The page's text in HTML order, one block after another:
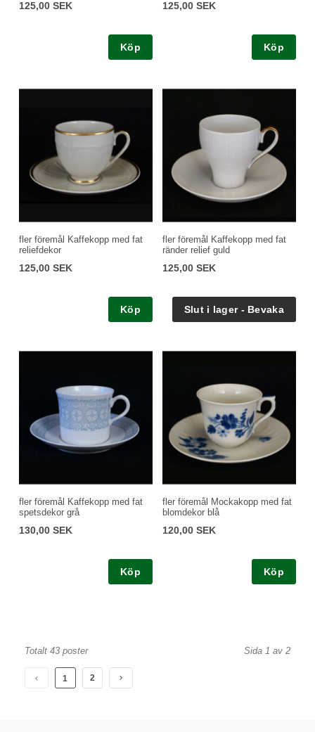
125,00 SEK
Köp
125,00 SEK
Köp
fler föremål Kaffekopp med fat
reliefdekor
125,00 SEK
Köp
fler föremål Kaffekopp med fat
ränder relief guld
125,00 SEK
fler föremål Kaffekopp med fat
spetsdekor grå
130,00 SEK
Köp
fler föremål Mockakopp med fat
blomdekor blå
120,00 SEK
Köp
Totalt 43 poster Sida 1 av 2
1 2